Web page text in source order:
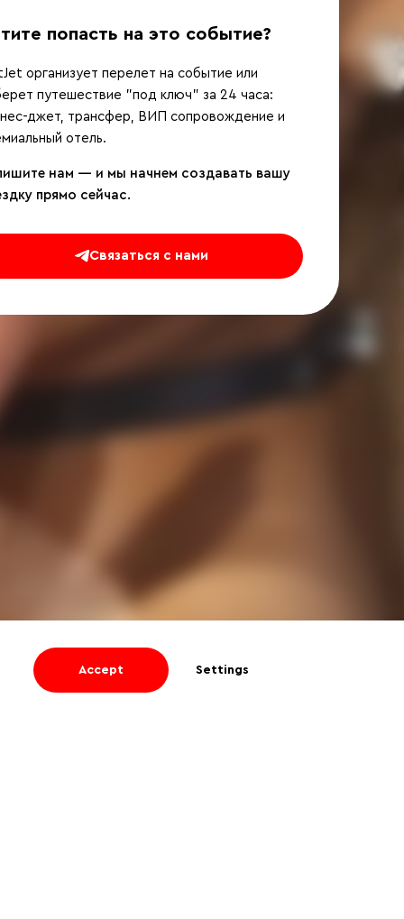
попасть на это событие?
организует перелет на событие или
путешествие "под ключ" за 24 часа:
джет, трансфер, ВИП сопровождение и
отель.
нам — и мы начнем создавать вашу
прямо сейчас.
Связаться с нами
Accept Settings